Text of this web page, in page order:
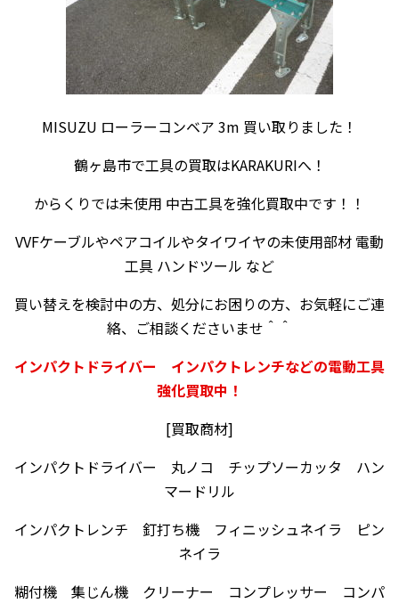
MISUZU ローラーコンベア 3m 買い取りました！
鶴ヶ島市で工具の買取はKARAKURIへ！
からくりでは未使用 中古工具を強化買取中です！！
VVFケーブルやペアコイルやタイワイヤの未使用部材 電動
工具 ハンドツール など
買い替えを検討中の方、処分にお困りの方、お気軽にご連
絡、ご相談くださいませ＾＾
インパクトドライバー インパクトレンチなどの電動工具
強化買取中！
[買取商材]
インパクトドライバー 丸ノコ チップソーカッタ ハン
マードリル
インパクトレンチ 釘打ち機 フィニッシュネイラ ピン
ネイラ
糊付機 集じん機 クリーナー コンプレッサー コンパ